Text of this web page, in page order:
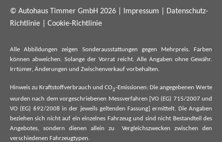
© Autohaus Timmer GmbH 2026 | Impressum
Datenschutz-
Richtlinie
Cookie-Richtlinie
Alle Abbildungen zeigen Sonderausstattungen gegen Mehrpreis. Farben
können abweichen. Solange der Vorrat reicht. Alle Angaben ohne Gewähr.
Irrtümer, Änderungen und Zwischenverkauf vorbehalten.
Hinweis zu Kraftstoffverbrauch und CO2-Emissionen: Die angegebenen Werte
wurden nach dem vorgeschriebenen Messverfahren [VO (EG) 715/2007 und
VO (EG) 692/2008 in der jeweils geltenden Fassung] ermittelt. Die Angaben
beziehen sich nicht auf ein einzelnes Fahrzeug und sind nicht Bestandteil des
Angebotes, sondern dienen allein zu Vergleichszwecken zwischen den
verschiedenen Fahrzeugtypen.